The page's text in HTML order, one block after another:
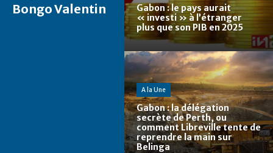
Bongo Valentin
Gabon : le pays aurait
« investi » à l’étranger
plus que son PIB en 2025
A la Une
Gabon : la délégation
secrète de Perth, ou
comment Libreville tente de
reprendre la main sur
Belinga